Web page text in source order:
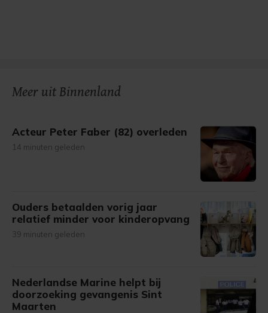
Meer uit Binnenland
Acteur Peter Faber (82) overleden
14 minuten geleden
Ouders betaalden vorig jaar
relatief minder voor kinderopvang
39 minuten geleden
Nederlandse Marine helpt bij
doorzoeking gevangenis Sint
Maarten